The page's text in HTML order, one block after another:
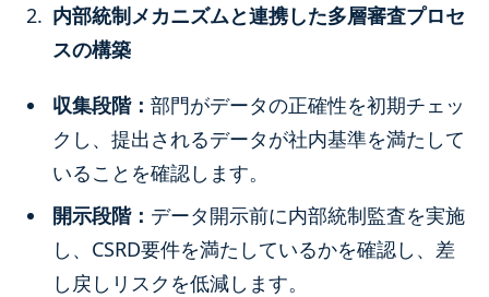
内部統制メカニズムと連携した多層審査プロセ
スの構築
収集段階： 部門がデータの正確性を初期チェッ
クし、提出されるデータが社内基準を満たして
いることを確認します。
開示段階： データ開示前に内部統制監査を実施
し、CSRD要件を満たしているかを確認し、差
し戻しリスクを低減します。